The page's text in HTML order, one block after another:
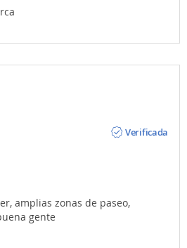
Verificada
amplias zonas de paseo,
gente